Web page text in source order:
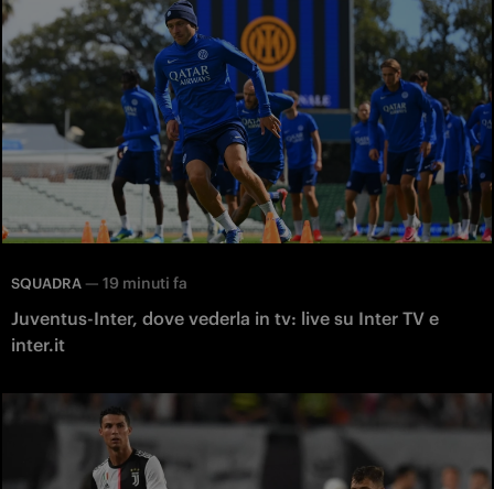
SQUADRA — 19 minuti fa
Juventus-Inter, dove vederla in tv: live su Inter TV e
inter.it